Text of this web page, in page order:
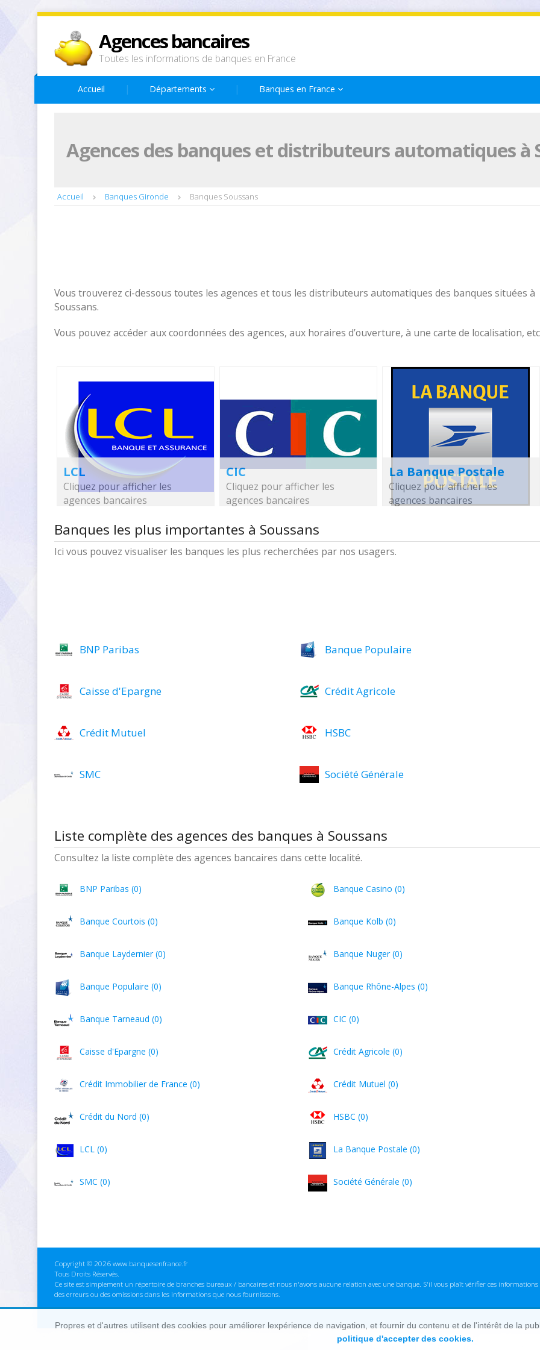
Agences bancaires
Toutes les informations de banques en France
Accueil Départements Banques en France
Agences des banques et distributeurs automatiques à
Accueil Banques Gironde Banques Soussans
Vous trouverez ci-dessous toutes les agences et tous les distributeurs automatiques des banques situées à
Soussans.
Vous pouvez accéder aux coordonnées des agences, aux horaires d’ouverture, à une carte de localisation,
LCL
Cliquez pour afficher les
agences bancaires
CIC
Cliquez pour afficher les
agences bancaires
La Banque Postale
Cliquez pour afficher les
agences bancaires
Banques les plus importantes à Soussans
Ici vous pouvez visualiser les banques les plus recherchées par nos usagers.
BNP Paribas Banque Populaire
Caisse d'Epargne Crédit Agricole
Crédit Mutuel HSBC
SMC Société Générale
Liste complète des agences des banques à Soussans
Consultez la liste complète des agences bancaires dans cette localité.
BNP Paribas (0) Banque Casino (0)
Banque Courtois (0) Banque Kolb (0)
Banque Laydernier (0) Banque Nuger (0)
Banque Populaire (0) Banque Rhône-Alpes (0)
Banque Tarneaud (0) CIC (0)
Caisse d'Epargne (0) Crédit Agricole (0)
Crédit Immobilier de France (0) Crédit Mutuel (0)
Crédit du Nord (0) HSBC (0)
LCL (0) La Banque Postale (0)
SMC (0) Société Générale (0)
Copyright © 2026 www.banquesenfrance.fr
Tous Droits Réservés.
Ce site est simplement un répertoire de branches bureaux / bancaires et nous n'avons aucune relation avec une banque. S'il vous plaît vérifier ces
des erreurs ou des omissions dans les informations que nous fournissons.
Propres et d'autres utilisent des cookies pour améliorer lexpérience de navigation, et fournir du contenu et de l'intérêt de la
politique d'accepter des cookies.